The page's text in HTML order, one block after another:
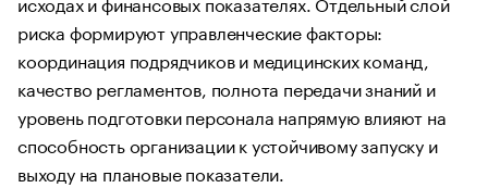
риска формируют управленческие факторы:
координация подрядчиков и медицинских команд,
качество регламентов, полнота передачи знаний и
уровень подготовки персонала напрямую влияют на
способность организации к устойчивому запуску и
выходу на плановые показатели.